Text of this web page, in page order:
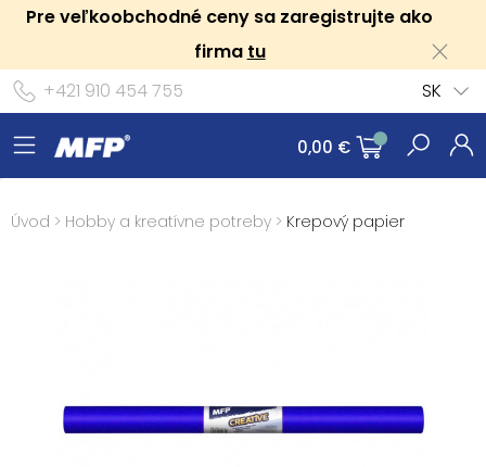
Pre veľkoobchodné ceny sa zaregistrujte ako
firma tu
+421 910 454 755
SK
0,00 €
Úvod > Hobby a kreatívne potreby > Krepový papier